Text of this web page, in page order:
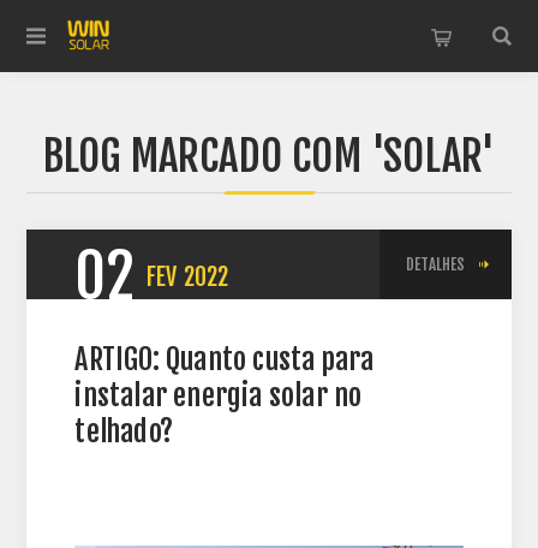
BLOG MARCADO COM 'SOLAR'
02 FEV 2022 DETALHES
ARTIGO: Quanto custa para
instalar energia solar no
telhado?